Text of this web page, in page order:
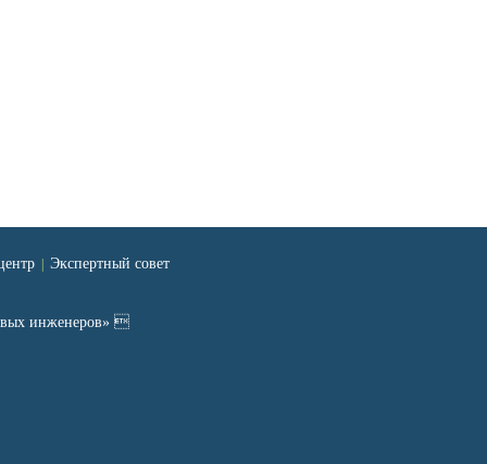
Экспертный совет
инженеров» 